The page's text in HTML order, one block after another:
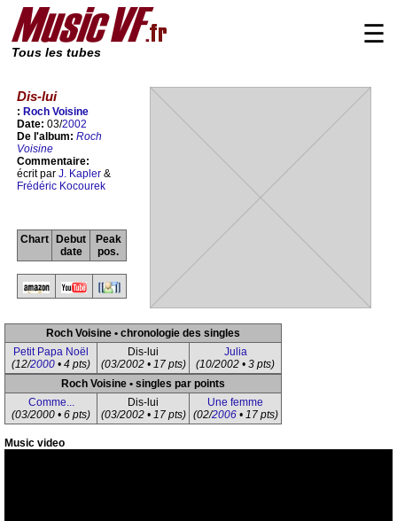
Tous les tubes
☰
Dis-lui
: Roch Voisine
Date: 03/2002
De l'album: Roch
Voisine
Commentaire:
écrit par J. Kapler &
Frédéric Kocourek
Chart
Debut
date
Peak
pos.
Roch Voisine • chronologie des singles
Petit Papa Noël
(12/2000 • 4 pts)
Dis-lui
(03/2002 • 17 pts)
Julia
(10/2002 • 3 pts)
Roch Voisine • singles par points
Comme...
(03/2000 • 6 pts)
Dis-lui
(03/2002 • 17 pts)
Une femme
(02/2006• 17 pts)
Music video